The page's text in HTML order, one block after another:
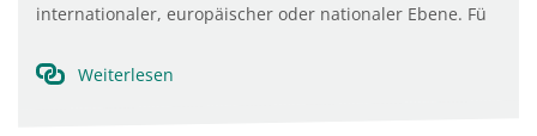
internationaler, europäischer oder nationaler Ebene. Fü
Weiterlesen